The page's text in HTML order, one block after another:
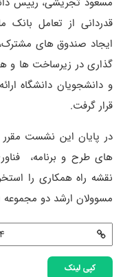
قدردانی از تعامل بانک
ایجاد صندوق های
گذاری در زیرساخت ها و
و دانشجویان دانشگاه
قرار گرفت.
در پایان این نشست
های طرح و برنامه،
نقشه راه همکاری را
مسوولان ارشد دو مجموعه
کپی لینک